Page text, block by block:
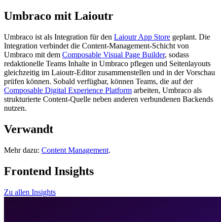
Umbraco mit Laioutr
Umbraco ist als Integration für den Laioutr App Store geplant. Die
Integration verbindet die Content-Management-Schicht von
Umbraco mit dem Composable Visual Page Builder, sodass
redaktionelle Teams Inhalte in Umbraco pflegen und Seitenlayouts
gleichzeitig im Laioutr-Editor zusammenstellen und in der Vorschau
prüfen können. Sobald verfügbar, können Teams, die auf der
Composable Digital Experience Platform arbeiten, Umbraco als
strukturierte Content-Quelle neben anderen verbundenen Backends
nutzen.
Verwandt
Mehr dazu: Content Management.
Frontend Insights
Zu allen Insights